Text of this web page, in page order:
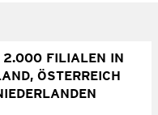
2.000 FILIALEN IN
ÖSTERREICH